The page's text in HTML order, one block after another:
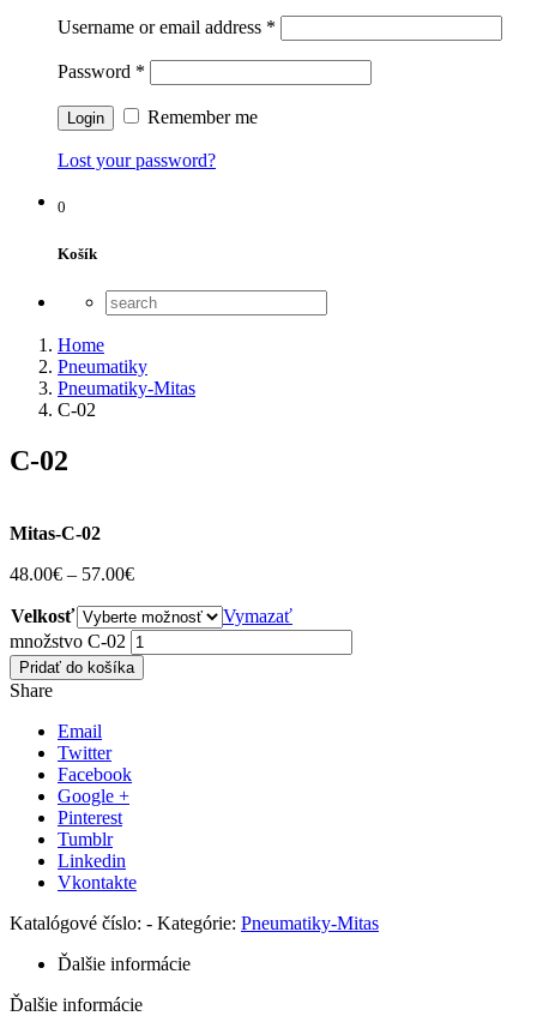
Username or email address *
Password *
Remember me
Lost your password?
0
Košík
Home
Pneumatiky
Pneumatiky-Mitas
C-02
C-02
Mitas-C-02
48.00€ – 57.00€
Velkosť
Vymazať
množstvo C-02
Pridať do košíka
Share
Email
Twitter
Facebook
Google +
Pinterest
Tumblr
Linkedin
Vkontakte
Katalógové číslo: - Kategórie: Pneumatiky-Mitas
Ďalšie informácie
Ďalšie informácie